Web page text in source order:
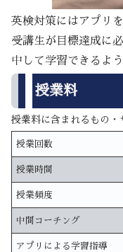
英検対策にはアプリ
受講生が目標達成に
中して学習できるよ
授業料
授業料に含まれるもの・
授業回数
授業時間
授業頻度
中間コーチング
アプリによる学習指導